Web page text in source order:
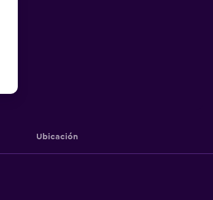
Ubicación